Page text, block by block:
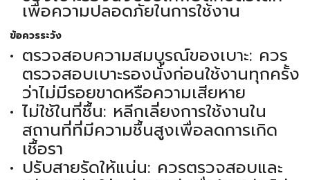
เพื่อความปลอดภัยในการใช้งาน
ข้อควรระวัง
ตรวจสอบความสมบูรณ์ของเบาะ: ควร
ตรวจสอบเบาะรองนั่งก่อนใช้งานทุกครั้ง
ว่าไม่มีรอยขาดหรือความเสียหาย
ไม่ใช้ในที่ชื้น: หลีกเลี่ยงการใช้งานใน
สถานที่ที่มีความชื้นสูงเพื่อลดการเกิด
เชื้อรา
ปรับสายรัดให้แน่น: ควรตรวจสอบและ